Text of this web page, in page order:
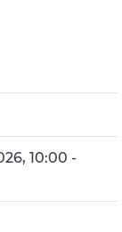
10:00 -